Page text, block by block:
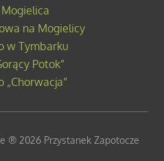
na Mogielicy
w Tymbarku
Potok”
„Chorwacja”
® 2026 Przystanek Zapotocze